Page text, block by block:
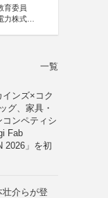
育委員
株式会
一覧
インズ×コク
グ、家具・
ンペティシ
Fab
2026」を初
壮介らが登